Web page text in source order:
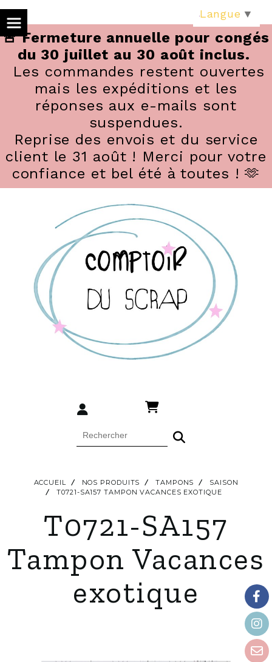
🚨 Fermeture annuelle pour congés
du 30 juillet au 30 août inclus.
Les commandes restent ouvertes
mais les expéditions et les
réponses aux e-mails sont
suspendues.
Reprise des envois et du service
client le 31 août ! Merci pour votre
confiance et bel été à toutes ! 🫶
ACCUEIL NOS PRODUITS TAMPONS
SAISON
T0721-SA157 TAMPON VACANCES EXOTIQUE
T0721-SA157
Tampon Vacances
exotique
Langue ▼